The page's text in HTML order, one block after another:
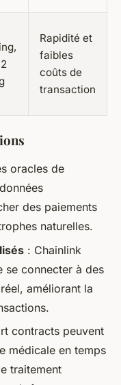
Rapidité et
faibles
coûts de
transaction
oracles de
des paiements
naturelles.
: Chainlink
se connecter à des
améliorant la
contracts peuvent
médicale en temps
traitement